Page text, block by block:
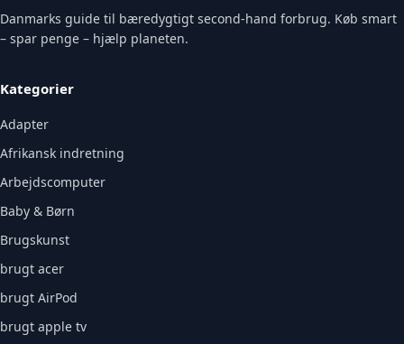
Danmarks guide til bæredygtigt second-hand forbrug. Køb smart
– spar penge – hjælp planeten.
Kategorier
Adapter
Afrikansk indretning
Arbejdscomputer
Baby & Børn
Brugskunst
brugt acer
brugt AirPod
brugt apple tv